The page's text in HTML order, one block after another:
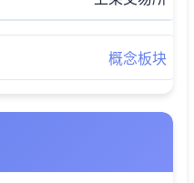
概念板块